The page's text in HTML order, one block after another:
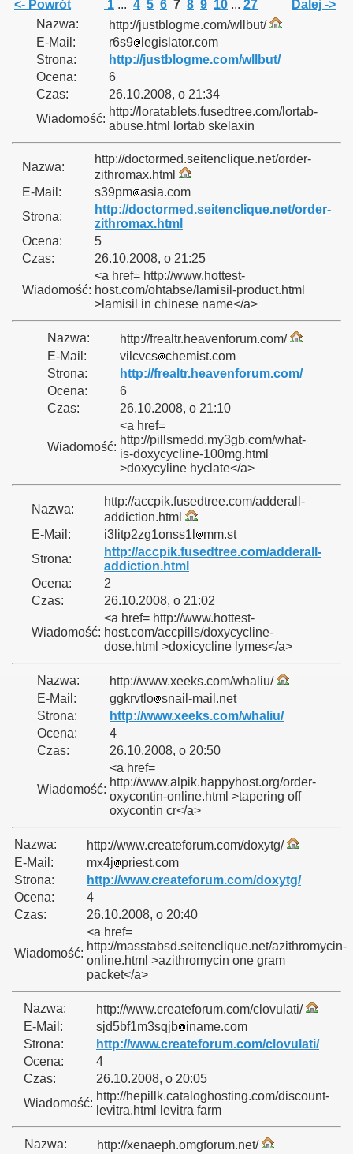
<- Powrót 1 ... 4 5 6 7 8 9 10 ... 27
Dalej ->
Nazwa:
http://justblogme.com/wllbut/
E-Mail:
r6s9
legislator.com
Strona:
http://justblogme.com/wllbut/
Ocena:
6
Czas:
26.10.2008, o 21:34
Wiadomość:
http://loratablets.fusedtree.com/lortab-
abuse.html lortab skelaxin
Nazwa:
http://doctormed.seitenclique.net/order-
zithromax.html
E-Mail:
s39pm asia.com
Strona:
http://doctormed.seitenclique.net/order-
zithromax.html
Ocena:
5
Czas:
26.10.2008, o 21:25
Wiadomość:
<a href= http://www.hottest-
host.com/ohtabse/lamisil-product.html
>lamisil in chinese name</a>
Nazwa:
http://frealtr.heavenforum.com/
E-Mail:
vilcvcs chemist.com
Strona:
http://frealtr.heavenforum.com/
Ocena:
6
Czas:
26.10.2008, o 21:10
Wiadomość:
<a href=
http://pillsmedd.my3gb.com/what-
is-doxycycline-100mg.html
>doxycyline hyclate</a>
Nazwa:
http://accpik.fusedtree.com/adderall-
addiction.html
E-Mail:
i3litp2zg1onss1l
mm.st
Strona:
http://accpik.fusedtree.com/adderall-
addiction.html
Ocena:
2
Czas:
26.10.2008, o 21:02
Wiadomość:
<a href= http://www.hottest-
host.com/accpills/doxycycline-
dose.html >doxicycline lymes</a>
Nazwa:
http://www.xeeks.com/whaliu/
E-Mail:
ggkrvtlo snail-mail.net
Strona:
http://www.xeeks.com/whaliu/
Ocena:
4
Czas:
26.10.2008, o 20:50
Wiadomość:
<a href=
http://www.alpik.happyhost.org/order-
oxycontin-online.html >tapering off
oxycontin cr</a>
Nazwa:
http://www.createforum.com/doxytg/
E-Mail:
mx4j
priest.com
Strona:
http://www.createforum.com/doxytg/
Ocena:
4
Czas:
26.10.2008, o 20:40
Wiadomość:
<a href=
http://masstabsd.seitenclique.net/azithromycin-
online.html >azithromycin one gram
packet</a>
Nazwa:
http://www.createforum.com/clovulati/
E-Mail:
sjd5bf1m3sqjb
iname.com
Strona:
http://www.createforum.com/clovulati/
Ocena:
4
Czas:
26.10.2008, o 20:05
Wiadomość:
http://hepillk.cataloghosting.com/discount-
levitra.html levitra farm
Nazwa: http://xenaeph.omgforum.net/